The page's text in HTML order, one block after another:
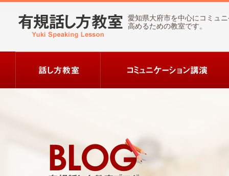
愛知県大府市を中心にコミュ
高めるための教室です。